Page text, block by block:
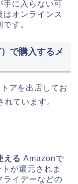
手に入らない可
オンラインス
す。
で購入するメ
アを出店してお
ています。
える Amazonで
が還元されま
ライデーなどの